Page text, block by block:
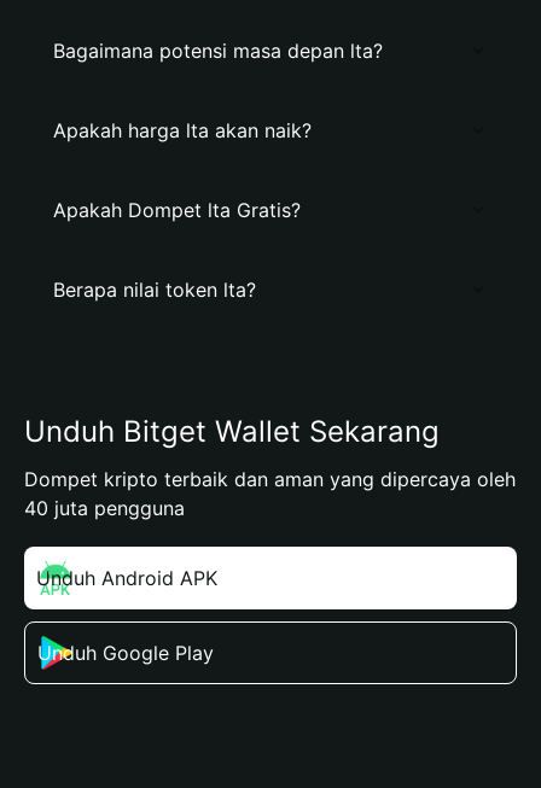
Bagaimana potensi masa depan lta?
Apakah harga lta akan naik?
Apakah Dompet lta Gratis?
Berapa nilai token lta?
Unduh Bitget Wallet Sekarang
Dompet kripto terbaik dan aman yang dipercaya oleh
40 juta pengguna
Unduh Android APK
Unduh Google Play